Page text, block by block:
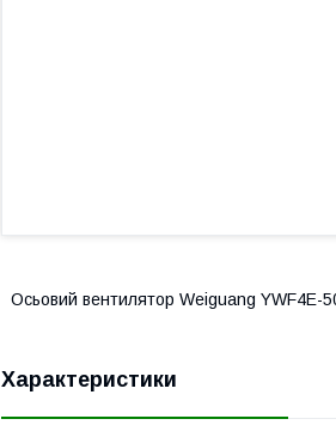
Осьовий вентилятор Weiguang YWF4E-
Характеристики